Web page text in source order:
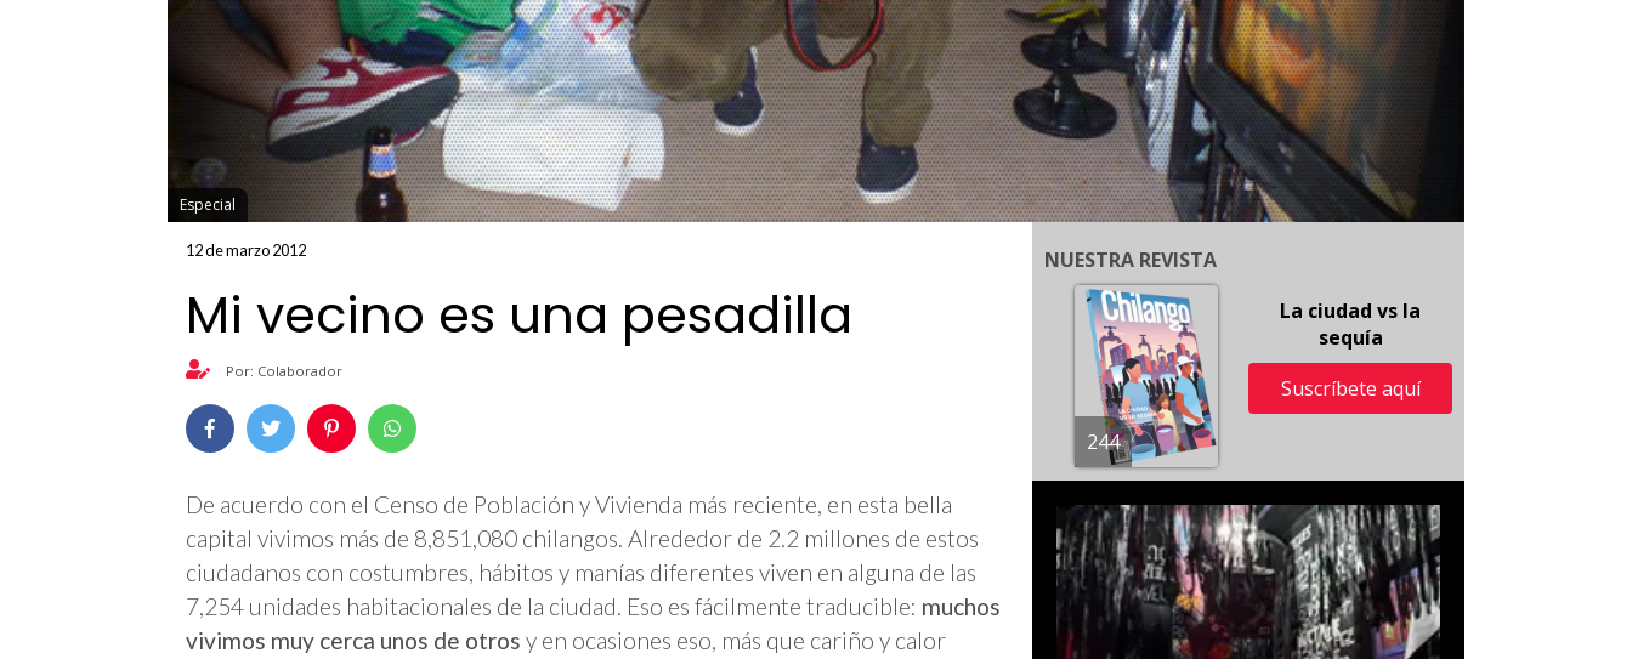
Especial
12 de marzo 2012
Mi vecino es una pesadilla
Por: Colaborador
De acuerdo con el Censo de Población y Vivienda más reciente, en esta bella
capital vivimos más de 8,851,080 chilangos. Alrededor de 2.2 millones de estos
ciudadanos con costumbres, hábitos y manías diferentes viven en alguna de las
7,254 unidades habitacionales de la ciudad. Eso es fácilmente traducible: muchos
vivimos muy cerca unos de otros y en ocasiones eso, más que cariño y calor
NUESTRA REVISTA
244
La ciudad vs la
sequía
Suscríbete aquí